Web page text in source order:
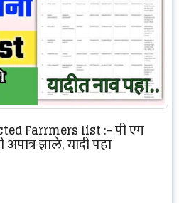
Farrmers list :- पी एम
झाले, यादी पहा